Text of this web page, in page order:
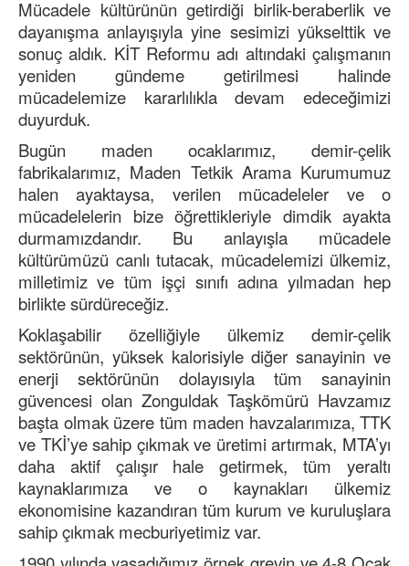
Mücadele kültürünün getirdiği birlik-beraberlik ve
dayanışma anlayışıyla yine sesimizi yükselttik ve
sonuç aldık. KİT Reformu adı altındaki çalışmanın
yeniden gündeme getirilmesi halinde
mücadelemize kararlılıkla devam edeceğimizi
duyurduk.
Bugün maden ocaklarımız, demir-çelik
fabrikalarımız, Maden Tetkik Arama Kurumumuz
halen ayaktaysa, verilen mücadeleler ve o
mücadelelerin bize öğrettikleriyle dimdik ayakta
durmamızdandır. Bu anlayışla mücadele
kültürümüzü canlı tutacak, mücadelemizi ülkemiz,
milletimiz ve tüm işçi sınıfı adına yılmadan hep
birlikte sürdüreceğiz.
Koklaşabilir özelliğiyle ülkemiz demir-çelik
sektörünün, yüksek kalorisiyle diğer sanayinin ve
enerji sektörünün dolayısıyla tüm sanayinin
güvencesi olan Zonguldak Taşkömürü Havzamız
başta olmak üzere tüm maden havzalarımıza, TTK
ve TKİ’ye sahip çıkmak ve üretimi artırmak, MTA’yı
daha aktif çalışır hale getirmek, tüm yeraltı
kaynaklarımıza ve o kaynakları ülkemiz
ekonomisine kazandıran tüm kurum ve kuruluşlara
sahip çıkmak mecburiyetimiz var.